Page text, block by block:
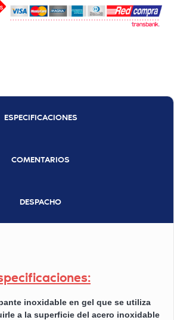
ESPECIFICACIONES
COMENTARIOS
DESPACHO
inoxidable en gel que se utiliza
a la superficie del acero inoxidable